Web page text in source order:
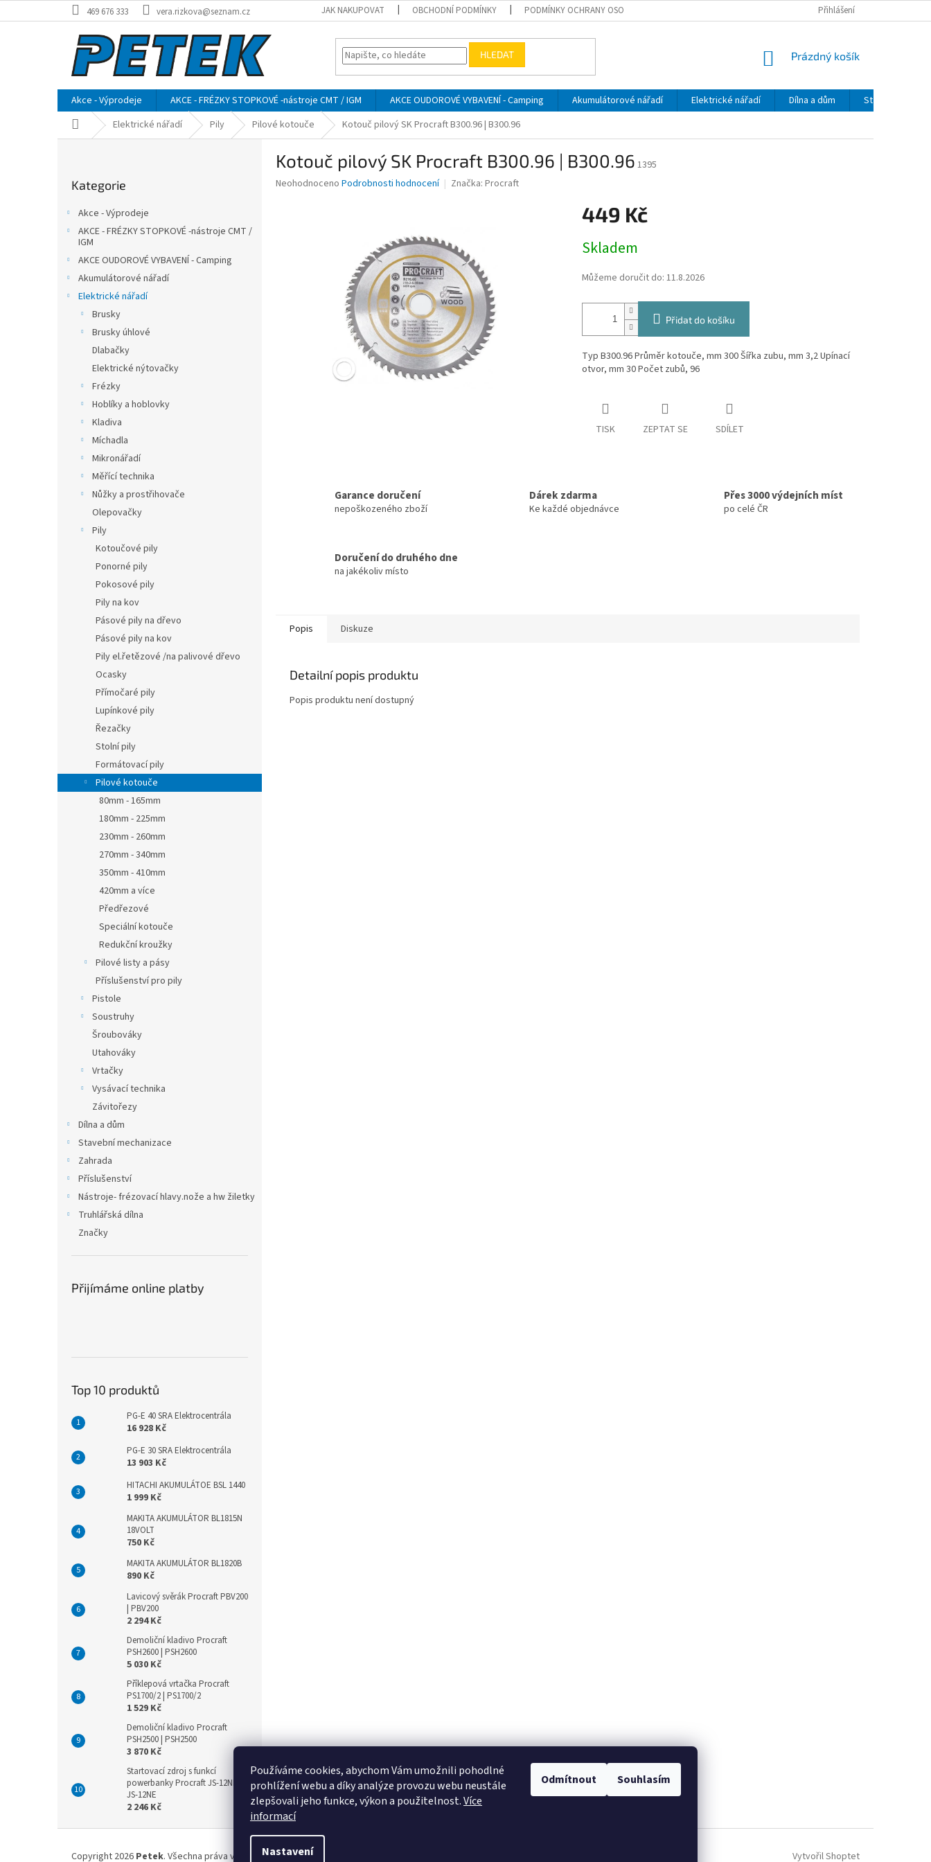
Používáme cookies, abychom Vám umožnili pohodlné
prohlížení webu a díky analýze provozu webu neustále
zlepšovali jeho funkce, výkon a použitelnost.Více
informací
Nastavení
Odmítnout Souhlasím
na
469 676 333 vera.rizkova@seznam.cz JAK NAKUPOVAT OBCHODNÍ PODMÍNKY PODMÍNKY OCHRANY OSOBNÍCH ÚDAJŮ Přihlášení
HLEDAT
NÁKUPNÍ
Prázdný košík
Akce - Výprodeje AKCE - FRÉZKY STOPKOVÉ -nástroje CMT / IGM AKCE OUDOROVÉ VYBAVENÍ - Camping Akumulátorové nářadí Elektrické nářadí Dílna a dům
Stavební
Domů Elektrické nářadí Pily Pilové kotouče Kotouč pilový SK Procraft B300.96 | B300.96
kategorie
Kategorie
Akce - Výprodeje
AKCE - FRÉZKY STOPKOVÉ -nástroje CMT /
IGM
AKCE OUDOROVÉ VYBAVENÍ - Camping
Akumulátorové nářadí
Elektrické nářadí
Brusky
Brusky úhlové
Dlabačky
Elektrické nýtovačky
Frézky
Hoblíky a hoblovky
Kladiva
Míchadla
Mikronářadí
Měřící technika
Nůžky a prostřihovače
Olepovačky
Pily
Kotoučové pily
Ponorné pily
Pokosové pily
Pily na kov
Pásové pily na dřevo
Pásové pily na kov
Pily el.řetězové /na palivové dřevo
Ocasky
Přímočaré pily
Lupínkové pily
Řezačky
Stolní pily
Formátovací pily
Pilové kotouče
80mm - 165mm
180mm - 225mm
230mm - 260mm
270mm - 340mm
350mm - 410mm
420mm a více
Předřezové
Speciální kotouče
Redukční kroužky
Pilové listy a pásy
Příslušenství pro pily
Pistole
Soustruhy
Šroubováky
Utahováky
Vrtačky
Vysávací technika
Závitořezy
Dílna a dům
Stavební mechanizace
Zahrada
Příslušenství
Nástroje- frézovací hlavy.nože a hw žiletky
Truhlářská dílna
Značky
Přijímáme online platby
Top 10 produktů
PG-E 40 SRA Elektrocentrála
16 928 Kč
PG-E 30 SRA Elektrocentrála
13 903 Kč
HITACHI AKUMULÁTOE BSL 1440
1 999 Kč
MAKITA AKUMULÁTOR BL1815N
18VOLT
750 Kč
MAKITA AKUMULÁTOR BL1820B
890 Kč
Lavicový svěrák Procraft PBV200
| PBV200
2 294 Kč
Demoliční kladivo Procraft
PSH2600 | PSH2600
5 030 Kč
Příklepová vrtačka Procraft
PS1700/2 | PS1700/2
1 529 Kč
Demoliční kladivo Procraft
PSH2500 | PSH2500
3 870 Kč
Startovací zdroj s funkcí
powerbanky Procraft JS-12NE |
JS-12NE
2 246 Kč
Kotouč pilový SK Procraft B300.96 | B300.96 1395
Průměrné
Neohodnoceno Podrobnosti hodnocení Značka: Procraft
449 Kč
cena:
Skladem
Můžeme doručit do: 11.8.2026
Přidat do košíku
Typ B300.96 Průměr kotouče, mm 300 Šířka zubu, mm 3,2 Upínací
otvor, mm 30 Počet zubů, 96
TISK ZEPTAT SE SDÍLET
Garance doručení
nepoškozeného zboží
Dárek zdarma
Ke každé objednávce
Přes 3000 výdejních míst
po celé ČR
Doručení do druhého dne
na jakékoliv místo
Popis Diskuze
Detailní popis produktu
Popis produktu není dostupný
Vytvořil Shoptet
Copyright 2026 Petek. Všechna práva vyhrazena.Upravit nastavení cookies